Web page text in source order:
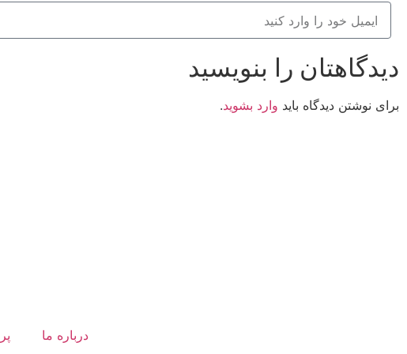
دیدگاهتان را بنویسید
برای نوشتن دیدگاه باید وارد بشوید.
درباره ما